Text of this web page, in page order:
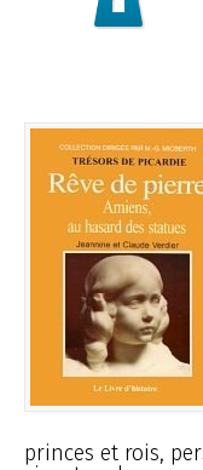
princes et rois,